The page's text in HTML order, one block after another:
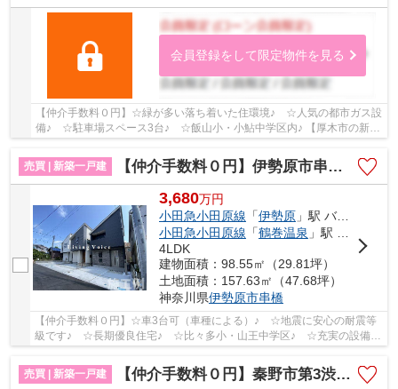
会員登録をして限定物件を見る
【仲介手数料０円】☆緑が多い落ち着いた住環境♪ ☆人気の都市ガス設
備♪ ☆駐車場スペース3台♪ ☆飯山小・小鮎中学区内♪ 【厚木市の新築
一戸建てのことならリビングボイスにお任せ下さ...
売買 | 新築一戸建
【仲介手数料０円】伊勢原市串橋 新築一戸建て 全3棟
3,680万円
小田急小田原線 「伊勢原」駅 バス16分 「串橋入口」 停歩3分
小田急小田原線 「鶴巻温泉 」駅 バス9分 「串橋入口」 停歩3分
4LDK
建物面積：98.55㎡（29.81坪）
土地面積：157.63㎡（47.68坪）
神奈川県伊勢原市串橋
【仲介手数料０円】☆車3台可（車種による）♪ ☆地震に安心の耐震等
級です♪ ☆長期優良住宅♪ ☆比々多小・山王中学区♪ ☆充実の設備♪
売買 | 新築一戸建
【仲介手数料０円】秦野市第3渋沢 新築一戸建て